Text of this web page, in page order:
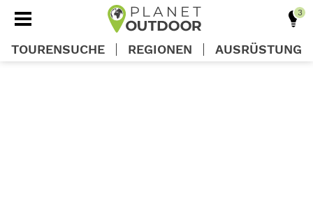
TOURENSUCHE REGIONEN AUSRÜSTUNG